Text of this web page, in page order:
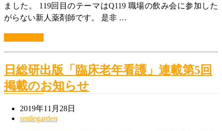
ました。 119回目のテーマはQ119 職場の飲み会に参加した
がらない新人薬剤師です。 是非 …
日総研出版「臨床老年看護」連載第5回
掲載のお知らせ
2019年11月28日
smilegarden